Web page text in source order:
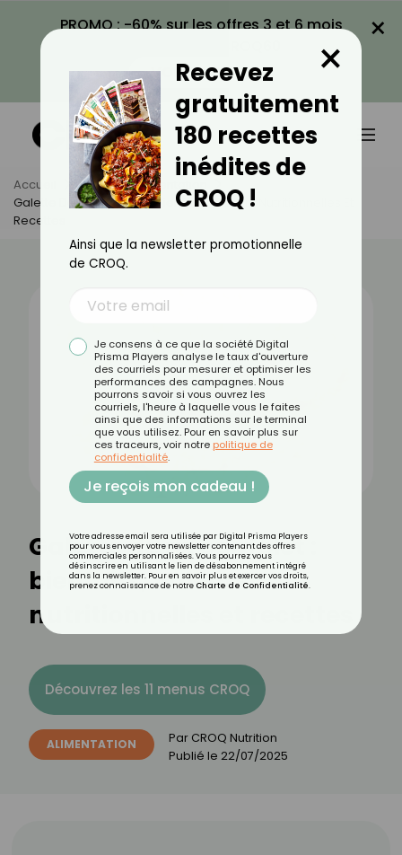
PROMO : -60% sur les offres 3 et 6 mois
VOIR LA PROMO
×
Accueil Actus
Alimentation
Galette De Riz Complet : Bienfaits, Valeurs Nutritionnelles Et
Recettes
Galette de riz complet :
bienfaits, valeurs
nutritionnelles et recettes
Découvrez les 11 menus CROQ
ALIMENTATION Par CROQ Nutrition
Publié le 22/07/2025
Recevez
gratuitement
180 recettes
inédites de
CROQ !
×
Ainsi que la newsletter promotionnelle
de CROQ.
Je consens à ce que la société Digital
Prisma Players analyse le taux d'ouverture
des courriels pour mesurer et optimiser les
performances des campagnes. Nous
pourrons savoir si vous ouvrez les
courriels, l'heure à laquelle vous le faites
ainsi que des informations sur le terminal
que vous utilisez. Pour en savoir plus sur
ces traceurs, voir notre politique de
confidentialité.
Je reçois mon cadeau !
Votre adresse email sera utilisée par Digital Prisma Players
pour vous envoyer votre newsletter contenant des offres
commerciales personnalisées. Vous pourrez vous
désinscrire en utilisant le lien de désabonnement intégré
dans la newsletter. Pour en savoir plus et exercer vos droits,
prenez connaissance de notre Charte de Confidentialité.